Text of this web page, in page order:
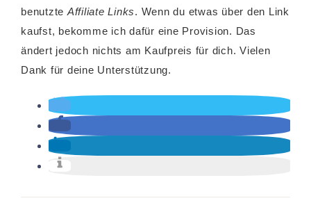
benutzte Affiliate Links. Wenn du etwas über den Link
kaufst, bekomme ich dafür eine Provision. Das
ändert jedoch nichts am Kaufpreis für dich. Vielen
Dank für deine Unterstützung.